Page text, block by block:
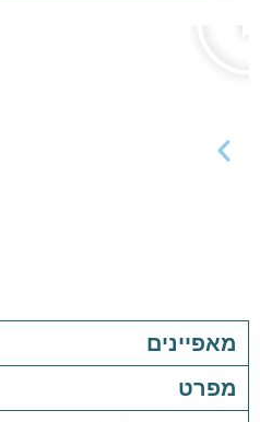
מאפיינים
מפרט